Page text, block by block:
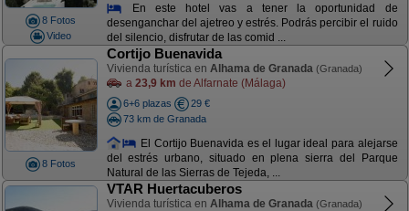
8 Fotos
Video
En este hotel vas a tener la oportunidad de
desenganchar del ajetreo y estrés. Podrás percibir el ruido
del silencio, disfrutar de las comid ...
8 Fotos
Cortijo Buenavida
Vivienda turística en Alhama de Granada (Granada)
a 23,9 km de Alfarnate (Málaga)
6+6 plazas
29 €
73 km de Granada
El Cortijo Buenavida es el lugar ideal para alejarse
del estrés urbano, situado en plena sierra del Parque
Natural de las Sierras de Tejeda, ...
VTAR Huertacuberos
Vivienda turística en Alhama de Granada (Granada)